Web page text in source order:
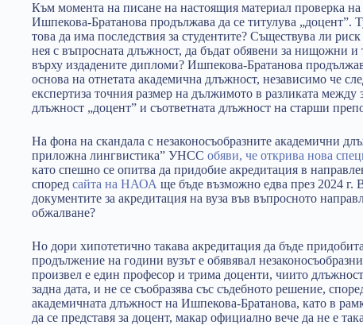
Към момента на писане на настоящия материал проверка
Ишпекова-Братанова продължава да се титулува „доцент”.
това да има последствия за студентите? Съществува ли
нея с въпросната длъжност, да бъдат обявени за нищожни
върху издадените дипломи? Ишпекова-Братанова
основа на отнетата академична длъжност, независимо че
експертиза точния размер на дължимото в разликата между
длъжност „доцент” и съответната длъжност на старши
На фона на скандала с незаконосъобразните академични
приложна лингвистика” УНСС обяви, че открива нова
като спешно се опитва да придобие акредитация в
според сайта на НАОА ще бъде възможно едва през 2024
документите за акредитация на вуза във въпросното
обжалване?
Но дори хипотетично такава акредитация да бъде
продължение на години вузът е обявявал
произвел е един професор и трима доценти, чиито
задна дата, и не се съобразява със съдебното решение,
академичната длъжност на Ишпекова-Братанова, като в
да се представя за доцент, макар официално вече да не е